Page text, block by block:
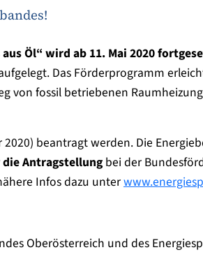
Öl“ wird ab 11. Mai 2020
Das Förderprogramm
von fossil betriebenen
beantragt werden. Die
Antragstellungbei der
Infos dazu unter
Oberösterreich und des